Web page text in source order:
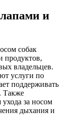
и
собак
продуктов,
владельцев.
услуги по
поддерживать
Также
за носом
дыхания и